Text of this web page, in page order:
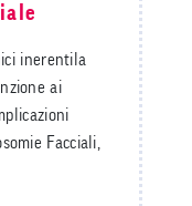
inerentila
ai
Facciali,